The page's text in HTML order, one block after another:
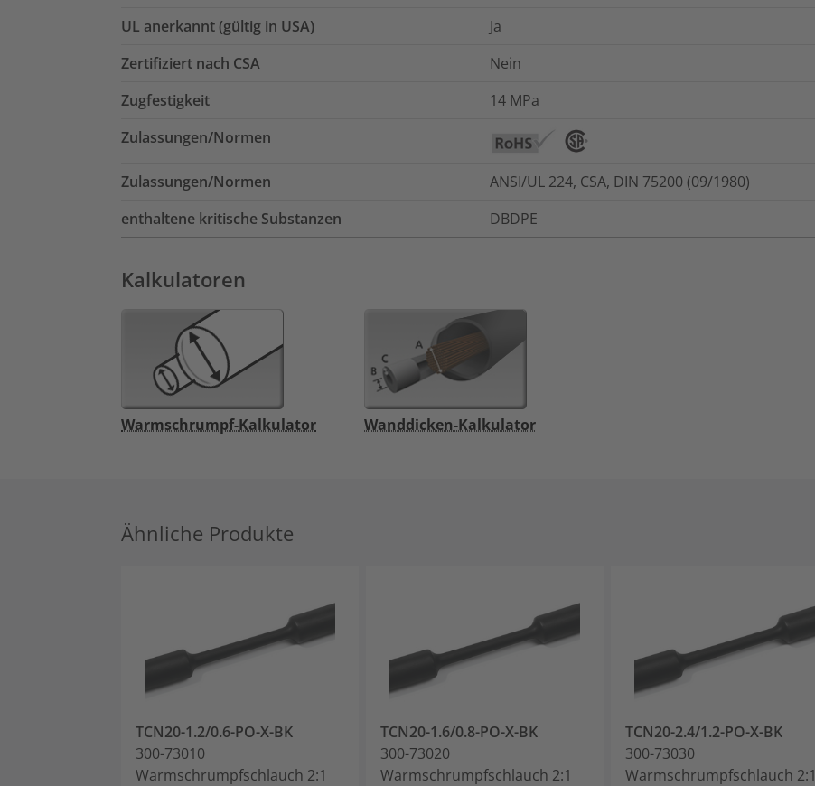
UL anerkannt (gültig in USA)
Ja
Zertifiziert nach CSA
Nein
Zugfestigkeit
14 MPa
Zulassungen/Normen
Zulassungen/Normen
ANSI/UL 224, CSA, DIN 75200 (09/1980)
enthaltene kritische Substanzen
DBDPE
Kalkulatoren
Warmschrumpf-Kalkulator Wanddicken-Kalkulator
Ähnliche Produkte
TCN20-1.2/0.6-PO-X-BK
300-73010
Warmschrumpfschlauch 2:1
TCN20-1.6/0.8-PO-X-BK
300-73020
Warmschrumpfschlauch 2:1
TCN20-2.4/1.2-PO-X-BK
300-73030
Warmschrumpfschlauch 2:1